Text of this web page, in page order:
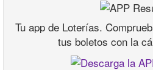
Tu app de Loterías.
tus boletos con la